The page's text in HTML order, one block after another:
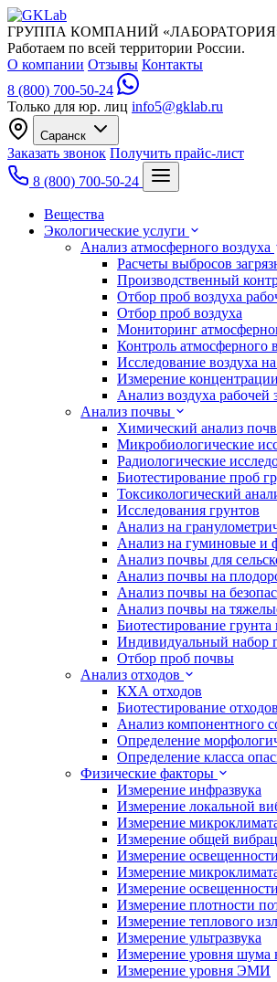
ГРУППА КОМПАНИЙ
Работаем по всей территории России.
О компании Отзывы Контакты
8 (800) 700-50-24
Только для юр. лиц info5@gklab.ru
Саранск
Заказать звонок Получить прайс-лист
8 (800) 700-50-24
Вещества
Экологические услуги
Анализ атмосферного воздуха
Расчеты выбросов
Производственный
Отбор проб воздуха
Отбор проб воздуха
Мониторинг
Контроль атмосферного
Исследование воздуха
Измерение
Анализ воздуха рабочей
Анализ почвы
Химический анализ
Микробиологические
Радиологические
Биотестирование проб
Токсикологический
Исследования грунтов
Анализ на
Анализ на гуминовые и
Анализ почвы для
Анализ почвы на
Анализ почвы на
Анализ почвы на
Биотестирование грунта
Индивидуальный набор
Отбор проб почвы
Анализ отходов
КХА отходов
Биотестирование отходов
Анализ компонентного
Определение
Определение класса
Физические факторы
Измерение инфразвука
Измерение локальной
Измерение
Измерение общей
Измерение
Измерение
Измерение освещенности
Измерение плотности
Измерение теплового
Измерение ультразвука
Измерение уровня шума
Измерение уровня ЭМИ